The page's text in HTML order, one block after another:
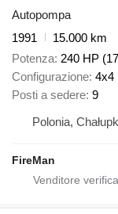
Autopompa
1991
15.000 km
Potenza 240 HP
Configurazione 4x4
Posti a sedere 9
Polonia,
FireMan